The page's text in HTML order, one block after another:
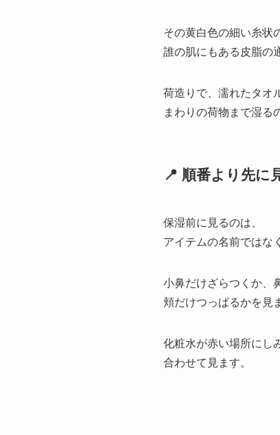
その黄白色の細い糸状
誰の肌にもある皮脂の
荷造りで、濡れたタオ
まわりの荷物まで湿る
📍 順番より先に
保湿前に見るのは、
アイテムの名前ではな
小鼻だけざらつくか、
頬だけつっぱるかを見
化粧水が赤い場所にし
合わせて見ます。